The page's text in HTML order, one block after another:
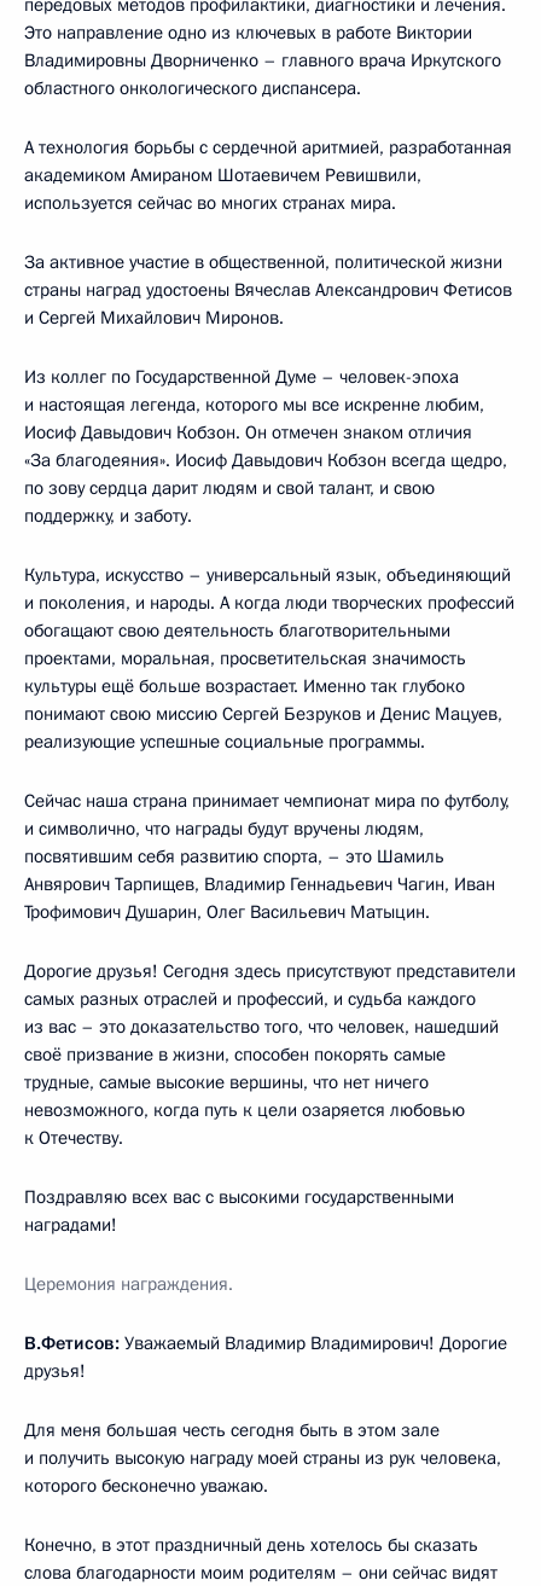
Это направление одно из ключевых в работе Виктории
Владимировны Дворниченко – главного врача Иркутского
областного онкологического диспансера.
А технология борьбы с сердечной аритмией, разработанная
академиком Амираном Шотаевичем Ревишвили,
используется сейчас во многих странах мира.
За активное участие в общественной, политической жизни
страны наград удостоены Вячеслав Александрович Фетисов
и Сергей Михайлович Миронов.
Из коллег по Государственной Думе – человек-эпоха
и настоящая легенда, которого мы все искренне любим,
Иосиф Давыдович Кобзон. Он отмечен знаком отличия
«За благодеяния». Иосиф Давыдович Кобзон всегда щедро,
по зову сердца дарит людям и свой талант, и свою
поддержку, и заботу.
Культура, искусство – универсальный язык, объединяющий
и поколения, и народы. А когда люди творческих профессий
обогащают свою деятельность благотворительными
проектами, моральная, просветительская значимость
культуры ещё больше возрастает. Именно так глубоко
понимают свою миссию Сергей Безруков и Денис Мацуев,
реализующие успешные социальные программы.
Сейчас наша страна принимает чемпионат мира по футболу,
и символично, что награды будут вручены людям,
посвятившим себя развитию спорта, – это Шамиль
Анвярович Тарпищев, Владимир Геннадьевич Чагин, Иван
Трофимович Душарин, Олег Васильевич Матыцин.
Дорогие друзья! Сегодня здесь присутствуют представители
самых разных отраслей и профессий, и судьба каждого
из вас – это доказательство того, что человек, нашедший
своё призвание в жизни, способен покорять самые
трудные, самые высокие вершины, что нет ничего
невозможного, когда путь к цели озаряется любовью
к Отечеству.
Поздравляю всех вас с высокими государственными
наградами!
Церемония награждения.
В.Фетисов: Уважаемый Владимир Владимирович! Дорогие
друзья!
Для меня большая честь сегодня быть в этом зале
и получить высокую награду моей страны из рук человека,
которого бесконечно уважаю.
Конечно, в этот праздничный день хотелось бы сказать
слова благодарности моим родителям – они сейчас видят